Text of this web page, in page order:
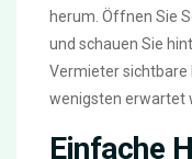
herum. Öffnen Sie
und schauen Sie
Vermieter sichtbare
wenigsten erwartet
Einfache